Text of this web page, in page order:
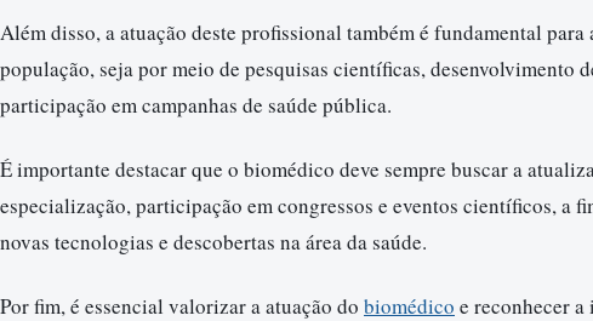
Além disso, a atuação deste profissional também é fundamental
população, seja por meio de pesquisas científicas, desenvolvimento
participação em campanhas de saúde pública.
É importante destacar que o biomédico deve sempre buscar a
especialização, participação em congressos e eventos científicos, a
novas tecnologias e descobertas na área da saúde.
Por fim, é essencial valorizar a atuação do biomédico e reconhecer